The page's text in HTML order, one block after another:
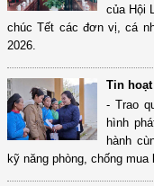
của Hội
chúc Tết các đơn vị, cá
2026.
Tin
- Trao
hình
hành
kỹ năng phòng, chống